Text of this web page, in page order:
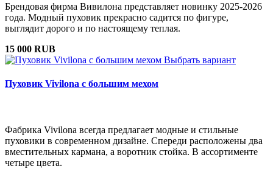
Брендовая фирма Вивилона представляет новинку 2025-2026
года. Модный пуховик прекрасно садится по фигуре,
выглядит дорого и по настоящему теплая.
15 000 RUB
Выбрать вариант
Пуховик Vivilona с большим мехом
Фабрика Vivilona всегда предлагает модные и стильные
пуховики в современном дизайне. Спереди расположены два
вместительных кармана, а воротник стойка. В ассортименте
четыре цвета.